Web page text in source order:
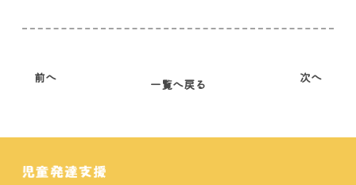
前へ 一覧へ戻る 次へ